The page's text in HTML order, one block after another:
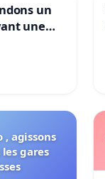
un
une
de
, agissons
gares